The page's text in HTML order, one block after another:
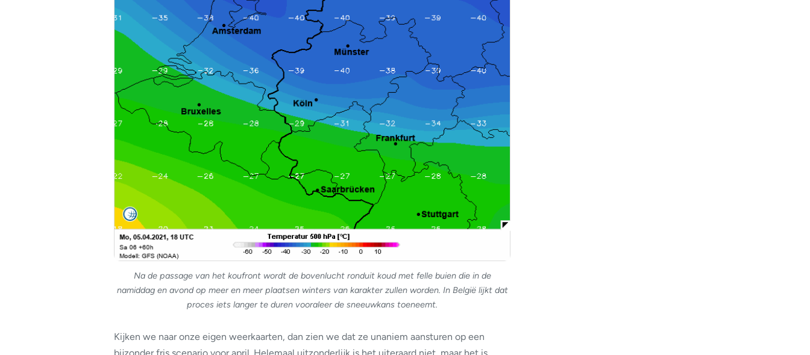
Na de passage van het koufront wordt de bovenlucht ronduit koud met felle buien die in de
namiddag en avond op meer en meer plaatsen winters van karakter zullen worden. In België lijkt dat
proces iets langer te duren vooraleer de sneeuwkans toeneemt.
Kijken we naar onze eigen weerkaarten, dan zien we dat ze unaniem aansturen op een
bijzonder fris scenario voor april. Helemaal uitzonderlijk is het uiteraard niet, maar het is